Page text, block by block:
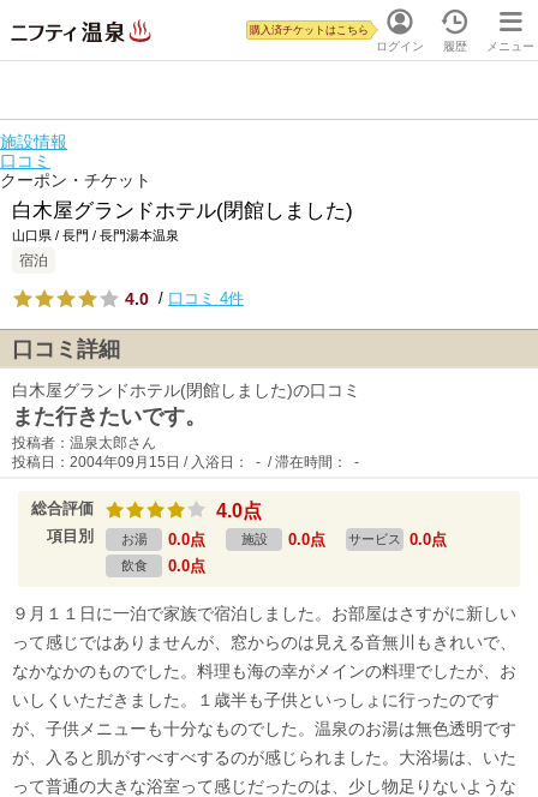
ログイン
購入済チケットはこちら
履歴 メニュー
施設情報
口コミ
クーポン・チケット
白木屋グランドホテル(閉館しました)
山口県 / 長門 / 長門湯本温泉
宿泊
4.0 / 口コミ 4件
口コミ詳細
白木屋グランドホテル(閉館しました)の口コミ
また行きたいです。
投稿者：温泉太郎さん
投稿日：2004年09月15日 / 入浴日： - / 滞在時間： -
総合評価 4.0点
項目別 お湯 0.0点 施設 0.0点 サービス 0.0点
飲食 0.0点
９月１１日に一泊で家族で宿泊しました。お部屋はさすがに新しい
って感じではありませんが、窓からのは見える音無川もきれいで、
なかなかのものでした。料理も海の幸がメインの料理でしたが、お
いしくいただきました。１歳半も子供といっしょに行ったのです
が、子供メニューも十分なものでした。温泉のお湯は無色透明です
が、入ると肌がすべすべするのが感じられました。大浴場は、いた
って普通の大きな浴室って感じだったのは、少し物足りないような